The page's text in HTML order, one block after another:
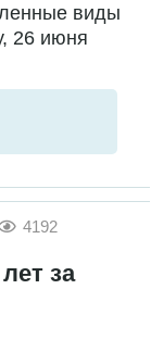
виды
26 июня
4192
за